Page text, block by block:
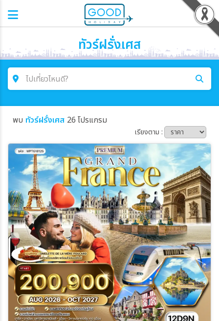
ทัวร์ฝรั่งเศส
ไปเที่ยวไหนดี?
ค้นหาโปรแกรมทัวร์
โซน
ประเทศ
เมือง
สายการบิน
ตั้งแต่วันที่
พบ ทัวร์ฝรั่งเศส 26 โปรแกรม
เรียงตาม :